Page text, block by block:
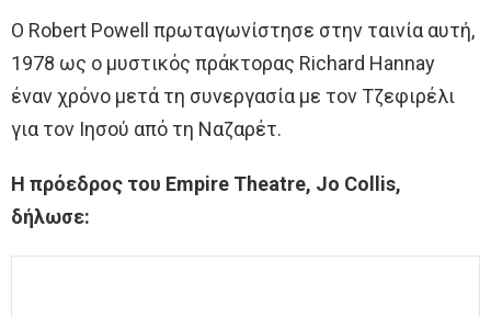
Ο Robert Powell πρωταγωνίστησε στην ταινία αυτή,
1978 ως ο μυστικός πράκτορας Richard Hannay
έναν χρόνο μετά τη συνεργασία με τον Τζεφιρέλι
για τον Ιησού από τη Ναζαρέτ.
Η πρόεδρος του Empire Theatre, Jo Collis,
δήλωσε: